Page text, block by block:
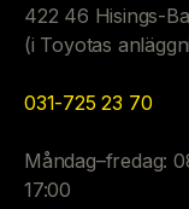
422 46 Hisings-
(i Toyotas
031-725 23 70
Måndag–fredag:
17:00